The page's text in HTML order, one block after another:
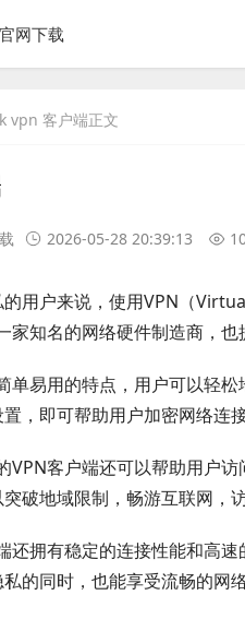
网下载
vpn 客户端正文
2026-05-28 20:39:13
用户来说，使用VPN（
知名的网络硬件制造商，
单易用的特点，用户可以轻
，即可帮助用户加密网络连
VPN客户端还可以帮助用户
破地域限制，畅游互联网，
还拥有稳定的连接性能和高
的同时，也能享受流畅的网络